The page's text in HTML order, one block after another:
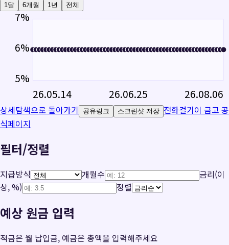
1달
6개월 1년 전체
7%
6%
5%
26.05.14 26.06.25 26.08.06
상세탐색으로 돌아가기 공유링크 스크린샷 저장 전화걸기이 금고 공
식페이지
필터/정렬
지급방식 개월수
금리(이
상, %)
정렬
예상 원금 입력
적금은 월 납입금, 예금은 총액을 입력해주세요